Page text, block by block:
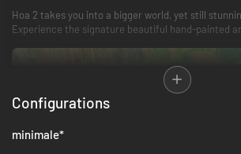
Hoa 2 takes you into a bigger world, yet still
Experience the signature beautiful hand-painted
Configurations
minimale*